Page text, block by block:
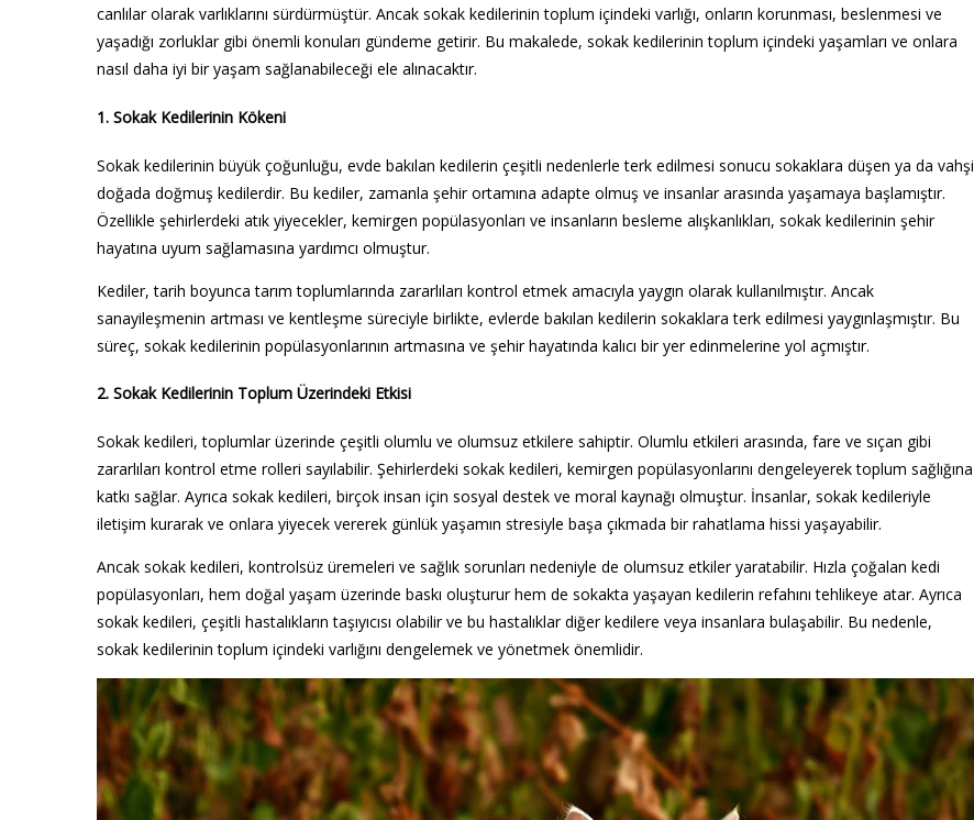
canlılar olarak varlıklarını sürdürmüştür. Ancak sokak kedilerinin toplum içindeki varlığı, onların korunması, beslenmesi ve
yaşadığı zorluklar gibi önemli konuları gündeme getirir. Bu makalede, sokak kedilerinin toplum içindeki yaşamları ve onlara
nasıl daha iyi bir yaşam sağlanabileceği ele alınacaktır.
1. Sokak Kedilerinin Kökeni
Sokak kedilerinin büyük çoğunluğu, evde bakılan kedilerin çeşitli nedenlerle terk edilmesi sonucu sokaklara düşen ya da vahşi
doğada doğmuş kedilerdir. Bu kediler, zamanla şehir ortamına adapte olmuş ve insanlar arasında yaşamaya başlamıştır.
Özellikle şehirlerdeki atık yiyecekler, kemirgen popülasyonları ve insanların besleme alışkanlıkları, sokak kedilerinin şehir
hayatına uyum sağlamasına yardımcı olmuştur.
Kediler, tarih boyunca tarım toplumlarında zararlıları kontrol etmek amacıyla yaygın olarak kullanılmıştır. Ancak
sanayileşmenin artması ve kentleşme süreciyle birlikte, evlerde bakılan kedilerin sokaklara terk edilmesi yaygınlaşmıştır. Bu
süreç, sokak kedilerinin popülasyonlarının artmasına ve şehir hayatında kalıcı bir yer edinmelerine yol açmıştır.
2. Sokak Kedilerinin Toplum Üzerindeki Etkisi
Sokak kedileri, toplumlar üzerinde çeşitli olumlu ve olumsuz etkilere sahiptir. Olumlu etkileri arasında, fare ve sıçan gibi
zararlıları kontrol etme rolleri sayılabilir. Şehirlerdeki sokak kedileri, kemirgen popülasyonlarını dengeleyerek toplum sağlığına
katkı sağlar. Ayrıca sokak kedileri, birçok insan için sosyal destek ve moral kaynağı olmuştur. İnsanlar, sokak kedileriyle
iletişim kurarak ve onlara yiyecek vererek günlük yaşamın stresiyle başa çıkmada bir rahatlama hissi yaşayabilir.
Ancak sokak kedileri, kontrolsüz üremeleri ve sağlık sorunları nedeniyle de olumsuz etkiler yaratabilir. Hızla çoğalan kedi
popülasyonları, hem doğal yaşam üzerinde baskı oluşturur hem de sokakta yaşayan kedilerin refahını tehlikeye atar. Ayrıca
sokak kedileri, çeşitli hastalıkların taşıyıcısı olabilir ve bu hastalıklar diğer kedilere veya insanlara bulaşabilir. Bu nedenle,
sokak kedilerinin toplum içindeki varlığını dengelemek ve yönetmek önemlidir.